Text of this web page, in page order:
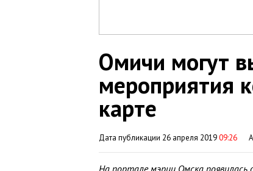
Омичи могут
мероприятия
карте
Дата публикации 26 апреля 201909:26
На портале мэрии Омска